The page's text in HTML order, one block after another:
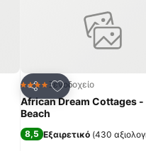
Κοινοποίηση
Προσθήκη στα
4 ΑστέριαΞενοδοχείο
African Dream Cottages -
Beach
8,5 Εξαιρετικό (430